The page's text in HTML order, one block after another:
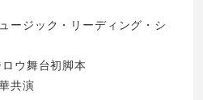
ージック・リーディング・シ
ウ舞台初脚本
共演